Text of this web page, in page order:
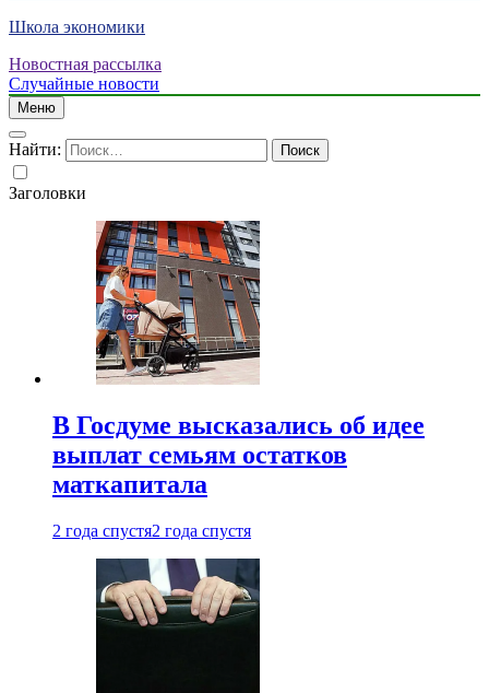
Школа экономики
Новостная рассылка
Случайные новости
Меню
Найти:
Заголовки
В Госдуме высказались об идее
выплат семьям остатков
маткапитала
2 года спустя2 года спустя